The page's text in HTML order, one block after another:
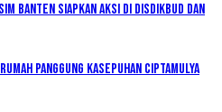
Banten Siapkan Aksi di Disdikbud dan
Panggung Kasepuhan Ciptamulya